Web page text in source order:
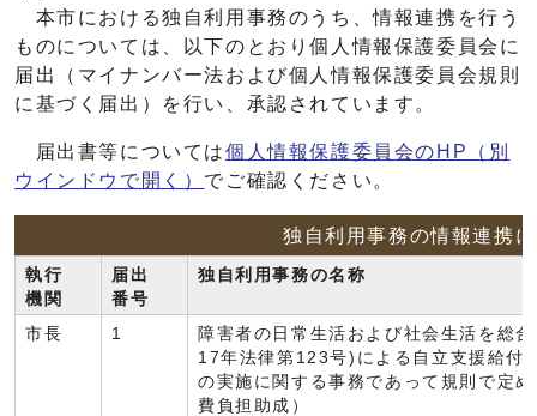
本市における独自利用事務のうち、情報連携を行う
ものについては、以下のとおり個人情報保護委員会に
届出（マイナンバー法および個人情報保護委員会規則
に基づく届出）を行い、承認されています。
届出書等については個人情報保護委員会のHP
（別
ウインドウで開く） でご確認ください。
独自利用事務の情報連携
執行
機関
届出
番号
独自利用事務の名称
市長 1
障害者の日常生活および社会生活を総
17年法律第123号)による自立支援給付
の実施に関する事務であって規則で定
費負担助成）